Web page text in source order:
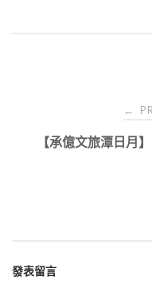
navigation
←
【承億文旅潭日月
發表留言